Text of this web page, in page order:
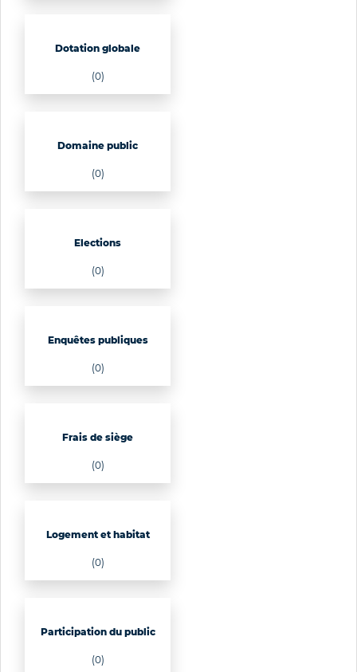
Dotation globale
(0)
Domaine public
(0)
Elections
(0)
Enquêtes publiques
(0)
Frais de siège
(0)
Logement et habitat
(0)
Participation du public
(0)